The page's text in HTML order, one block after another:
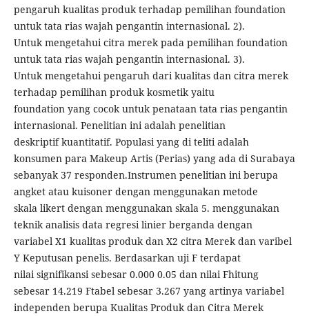
pengaruh kualitas produk terhadap pemilihan foundation
untuk tata rias wajah pengantin internasional. 2).
Untuk mengetahui citra merek pada pemilihan foundation
untuk tata rias wajah pengantin internasional. 3).
Untuk mengetahui pengaruh dari kualitas dan citra merek
terhadap pemilihan produk kosmetik yaitu
foundation yang cocok untuk penataan tata rias pengantin
internasional. Penelitian ini adalah penelitian
deskriptif kuantitatif. Populasi yang di teliti adalah
konsumen para Makeup Artis (Perias) yang ada di Surabaya
sebanyak 37 responden.Instrumen penelitian ini berupa
angket atau kuisoner dengan menggunakan metode
skala likert dengan menggunakan skala 5. menggunakan
teknik analisis data regresi linier berganda dengan
variabel X1 kualitas produk dan X2 citra Merek dan varibel
Y Keputusan penelis. Berdasarkan uji F terdapat
nilai signifikansi sebesar 0.000 0.05 dan nilai Fhitung
sebesar 14.219 Ftabel sebesar 3.267 yang artinya variabel
independen berupa Kualitas Produk dan Citra Merek